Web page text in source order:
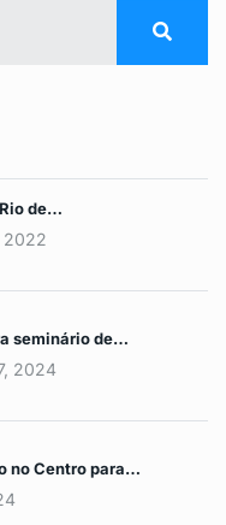
de…
2022
seminário de…
2024
no Centro para…